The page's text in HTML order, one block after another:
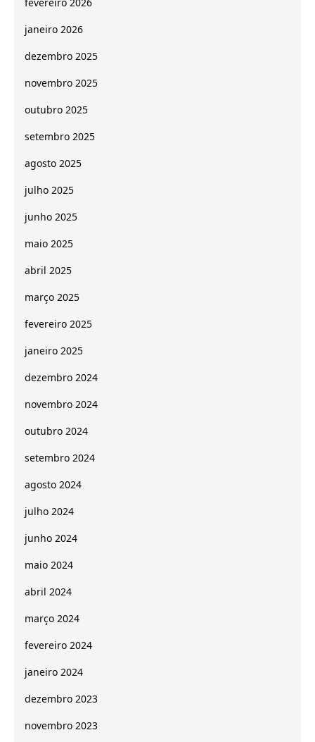
janeiro 2026
dezembro 2025
novembro 2025
outubro 2025
setembro 2025
agosto 2025
julho 2025
junho 2025
maio 2025
abril 2025
março 2025
fevereiro 2025
janeiro 2025
dezembro 2024
novembro 2024
outubro 2024
setembro 2024
agosto 2024
julho 2024
junho 2024
maio 2024
abril 2024
março 2024
fevereiro 2024
janeiro 2024
dezembro 2023
novembro 2023